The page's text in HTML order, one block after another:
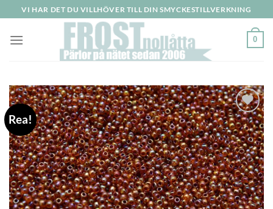
to
content
VI HAR DET DU VILLHÖVER TILL DIN SMYCKESTILLVERKNING
0
Rea!